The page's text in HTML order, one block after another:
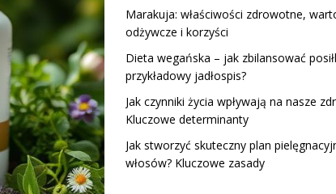
Marakuja: właściwości zdrowotne,
odżywcze i korzyści
Dieta wegańska – jak zbilansować
przykładowy jadłospis?
Jak czynniki życia wpływają na nasze
Kluczowe determinanty
Jak stworzyć skuteczny plan
włosów? Kluczowe zasady